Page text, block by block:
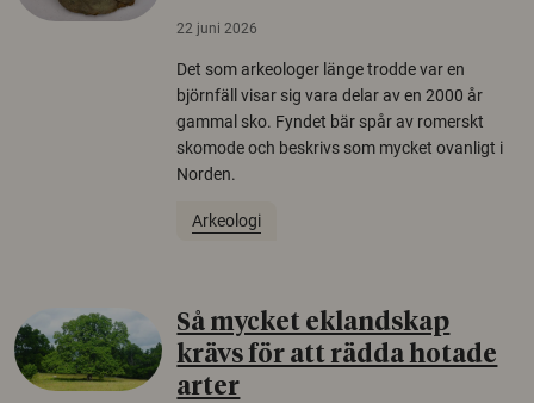
22 juni 2026
Det som arkeologer länge trodde var en
björnfäll visar sig vara delar av en 2000 år
gammal sko. Fyndet bär spår av romerskt
skomode och beskrivs som mycket ovanligt i
Norden.
Arkeologi
Så mycket eklandskap
krävs för att rädda hotade
arter